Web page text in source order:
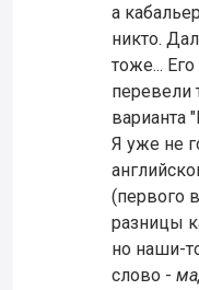
а
никто.
тоже...
перевели
варианта
Я уже не
(первого
разницы
но наши-
слово -